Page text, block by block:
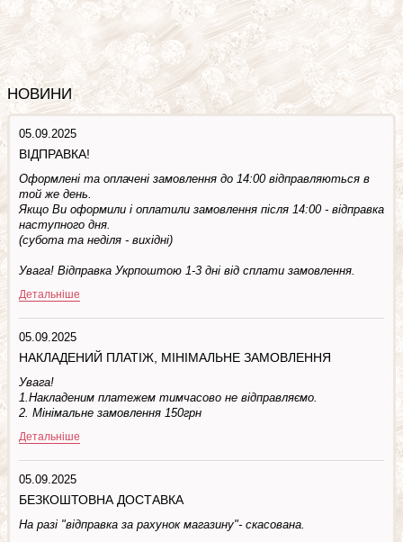
НОВИНИ
05.09.2025
ВІДПРАВКА!
Оформлені та оплачені замовлення до 14:00 відправляються в
той же день.
Якщо Ви оформили і оплатили замовлення після 14:00 - відправка
наступного дня.
(субота та недiля - вuхiднi)
Увага! Відправка Укрпоштою 1-3 дні від сплати замовлення.
Детальніше
05.09.2025
НАКЛАДЕНИЙ ПЛАТІЖ, МІНІМАЛЬНЕ ЗАМОВЛЕННЯ
Увага!
1.Накладеним платежем тимчасово не відправляємо.
2. Мінімальне замовлення 150грн
Детальніше
05.09.2025
БЕЗКОШТОВНА ДОСТАВКА
На разі "відправка за рахунок магазину"- скасована.